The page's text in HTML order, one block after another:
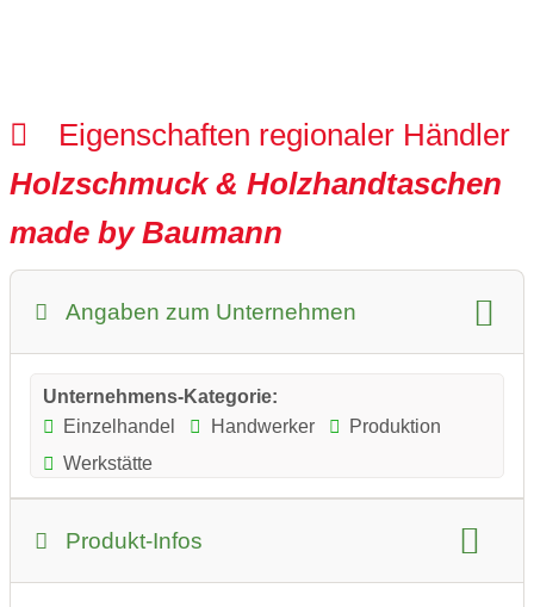
Eigenschaften regionaler Händler
Holzschmuck & Holzhandtaschen
made by Baumann
Angaben zum Unternehmen
Unternehmens-Kategorie:
Einzelhandel
Handwerker
Produktion
Werkstätte
Produkt-Infos